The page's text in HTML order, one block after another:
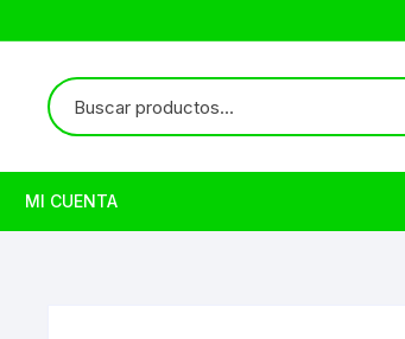
MI CUENTA